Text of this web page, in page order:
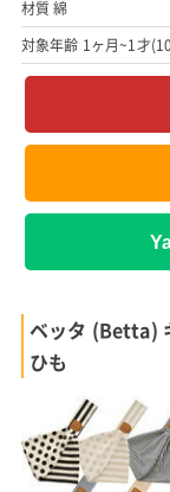
材質 綿
対象年齢 1ヶ月~1才
ベッタ (Betta)
ひも